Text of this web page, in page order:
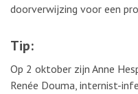
doorverwijzing voor een
Tip:
Op 2 oktober zijn Anne
Renée Douma, internist-